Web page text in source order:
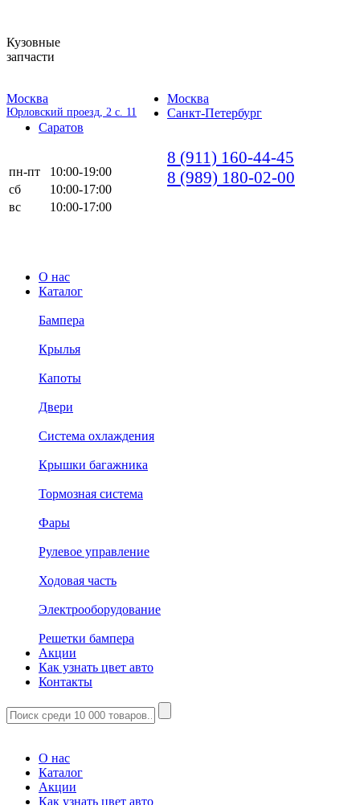
Кузовные
запчасти
Москва
Юрловский проезд, 2 с. 11
Москва
Санкт-Петербург
Саратов
8 (911) 160-44-45
8 (989) 180-02-00
пн-пт
10:00-19:00
сб
10:00-17:00
вс
10:00-17:00
О нас
Каталог
Бампера
Крылья
Капоты
Двери
Система охлаждения
Крышки багажника
Тормозная система
Фары
Рулевое управление
Ходовая часть
Электрооборудование
Решетки бампера
Акции
Как узнать цвет авто
Контакты
О нас
Каталог
Акции
Как узнать цвет авто